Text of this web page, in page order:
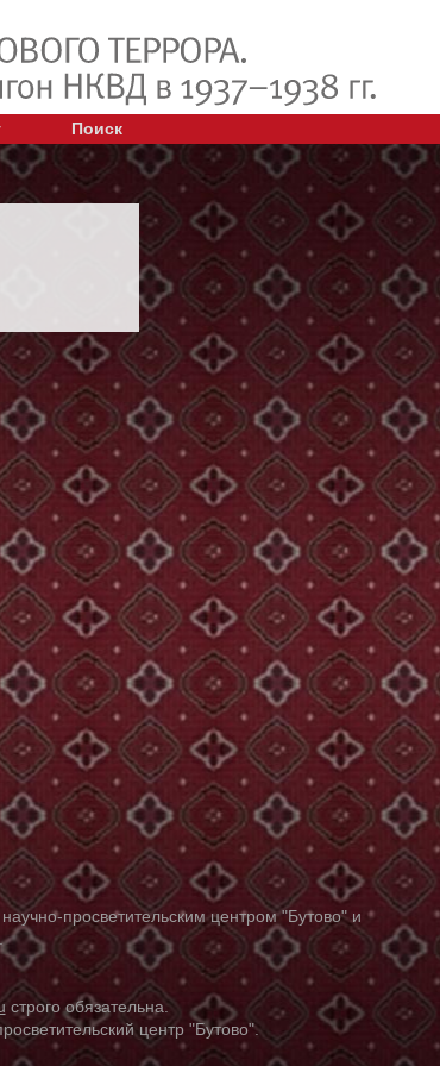
Поиск
просветительским центром "Бутово" и
строго обязательна.
центр "Бутово".